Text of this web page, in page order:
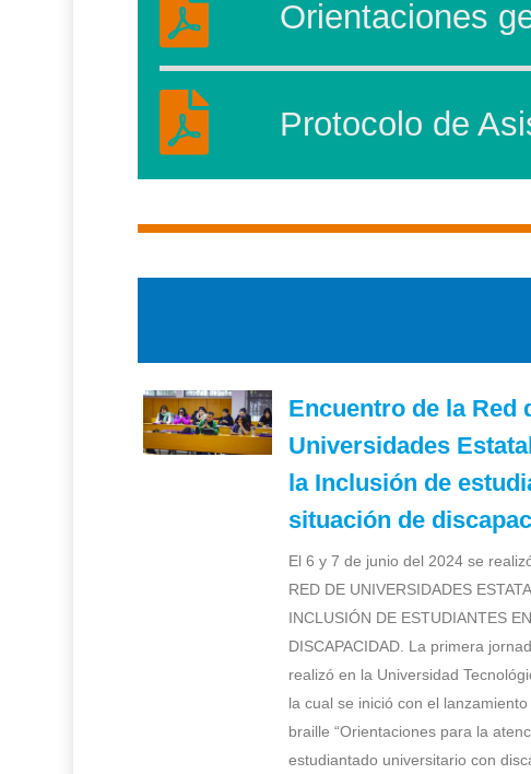
Orientaciones
Protocolo de
Encuentro de la Red
Universidades
la Inclusión de
situación de
El 6 y 7 de junio del 2024 se
RED DE UNIVERSIDADES
INCLUSIÓN DE ESTUDIANTES
DISCAPACIDAD. La primera
realizó en la Universidad
la cual se inició con el
braille “Orientaciones para la
estudiantado universitario con